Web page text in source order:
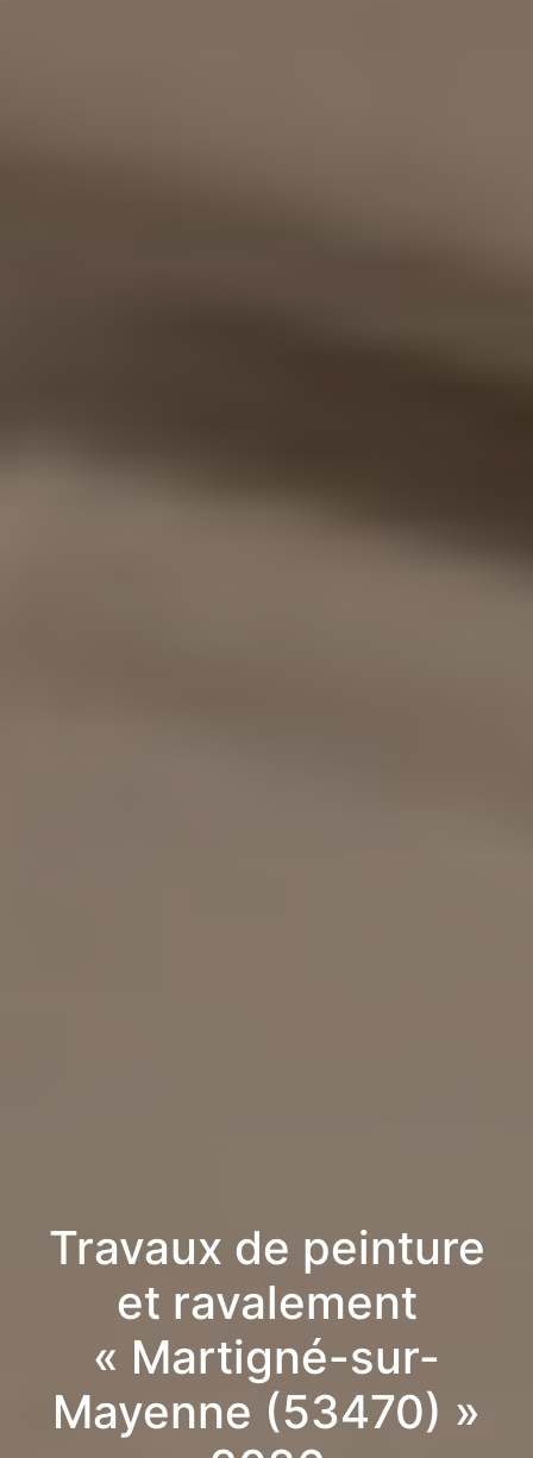
Travaux de peinture
et ravalement
« Martigné-sur-
Mayenne (53470) »